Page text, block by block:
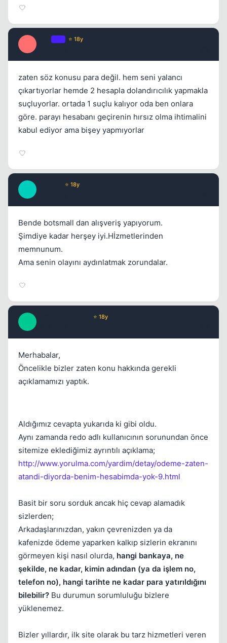
⭐ 18y
zaten söz konusu para değil. hem seni yalancı
çıkartıyorlar hemde 2 hesapla dolandırıcılık yapmakla
suçluyorlar. ortada 1 suçlu kalıyor oda ben onlara
göre. parayı hesabanı geçirenin hırsız olma ihtimalini
kabul ediyor ama bişey yapmıyorlar
⭐ 18y
Bende botsmall dan alışveriş yapıyorum.
Şimdiye kadar herşey iyi.Hİzmetlerinden
memnunum.
Ama senin olayını aydınlatmak zorundalar.
⭐ 18y
Merhabalar,
Öncelikle bizler zaten konu hakkında gerekli
açıklamamızı yaptık.
Aldığımız cevapta yukarıda ki gibi oldu.
Aynı zamanda redo adlı kullanıcının sorunundan önce
sitemize eklediğimiz ayrıntılı açıklama;
http://www.yorulma.com/yardim/detay/odeme-zaten-
atandi-diyorda-benim-hesabimda-yok-9.html
Basit bir soru sorduk ancak hiç cevap alamadık
sizlerden;
Arkadaşlarınızdan, yakın çevrenizden ya da
kafenizde ödeme yaparken kalkıp sizlerin ekranını
görmeyen kişi nasıl olurda, hangi bankaya, ne
şekilde, ne kadar, kimin adından (ya da işlem no,
telefon no), hangi tarihte ne kadar para yatırıldığını
bilebilir? Bu durumun sorumluluğu bizlere
yüklenemez.
Bizler yıllardır, ilk site olarak bu tarz hizmetleri veren